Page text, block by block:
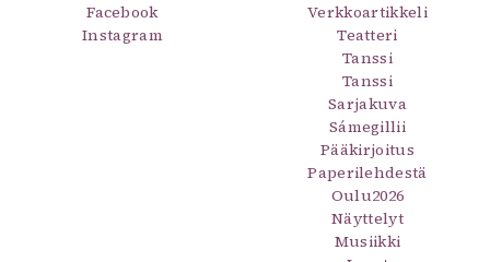
Facebook
Instagram
Verkkoartikkeli
Teatteri
Tanssi
Tanssi
Sarjakuva
Sámegillii
Pääkirjoitus
Paperilehdestä
Oulu2026
Näyttelyt
Musiikki